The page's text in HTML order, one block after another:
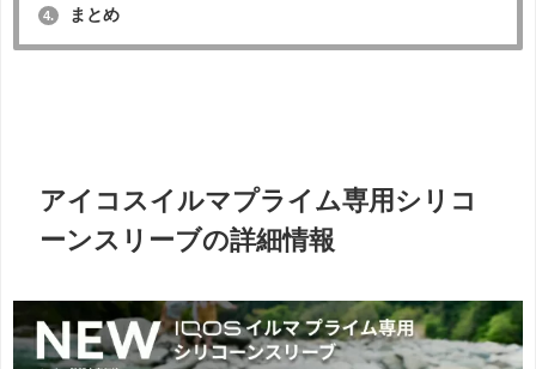
4. まとめ
アイコスイルマプライム専用シリコ
ーンスリーブの詳細情報